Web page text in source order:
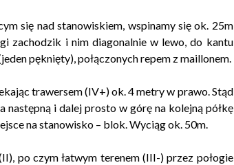
się nad stanowiskiem, wspinamy się ok. 25m
zachodzik i nim diagonalnie w lewo, do kantu
pęknięty), połączonych repem z maillonem.
trawersem (IV+) ok. 4 metry w prawo. Stąd
następną i dalej prosto w górę na kolejną półkę
na stanowisko – blok. Wyciąg ok. 50m.
po czym łatwym terenem (III-) przez połogie